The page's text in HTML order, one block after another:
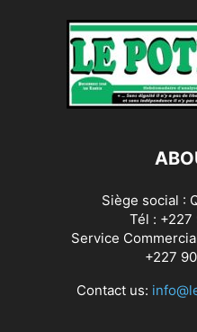
Siège social :
Tél :
Service
+227
Contact us: